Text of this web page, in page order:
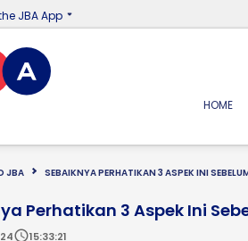
JBA App
HOME
JBA SEBAIKNYA PERHATIKAN 3 ASPEK INI
Perhatikan 3 Aspek Ini
schedule15:33:21